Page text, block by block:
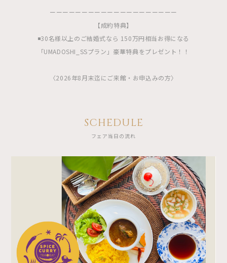
ーーーーーーーーーーーーーーーーーーーー
【成約特典】
◾️30名様以上のご結婚式なら 150万円相当お得になる
「UMADOSHI_SSプラン」豪華特典をプレゼント！！
〈2026年8月末迄にご来館・お申込みの方〉
SCHEDULE
フェア当日の流れ